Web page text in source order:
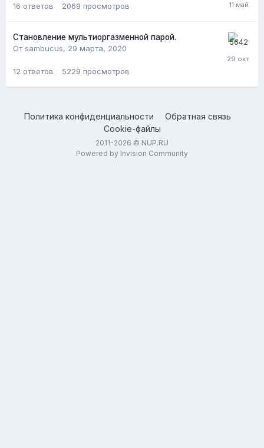
16 ответов 2069 просмотров
Становление мультиоргазменной парой.
От sambucus, 29 марта, 2020
12 ответов 5229 просмотров
Политика конфиденциальности
Обратная связь
Cookie-файлы
2011-2026 © NUP.RU
Powered by Invision Community